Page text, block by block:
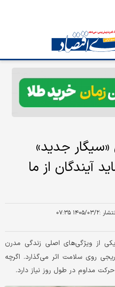
جدید»
آیندگان از ما
:۱۴۰۵/۰۳/۲ ۰۷:۳۵
از ویژگی‌های اصلی زندگی مدرن
روی سلامت اثر می‌گذارد. اگرچه
مداوم در طول روز نیاز دارد.